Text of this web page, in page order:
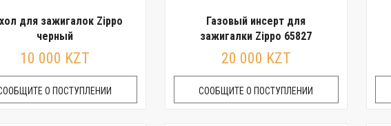
для зажигалок Zippo
черный
10 000 KZT
О ПОСТУПЛЕНИИ
Газовый инсерт для
зажигалки Zippo 65827
20 000 KZT
СООБЩИТЕ О ПОСТУПЛЕНИИ